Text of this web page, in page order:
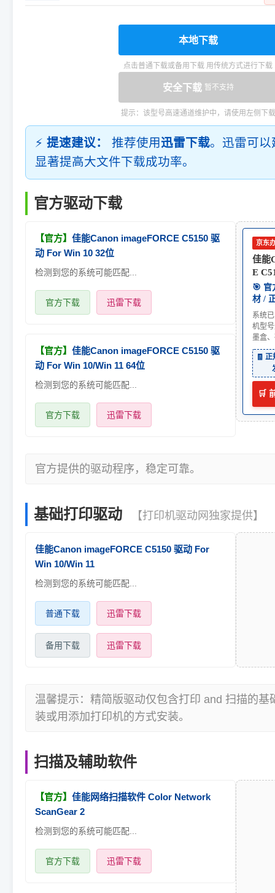
本地下载
点击普通下载或备用下载 用传统方式进行下载
安全下载 暂不支持
提示：该型号高速通道维护中，请使用左侧下载
⚡ 提速建议： 推荐使用迅雷下载。迅雷可
显著提高大文件下载成功率。
官方驱动下载
【官方】 佳能Canon imageFORCE C5150 驱
动 For Win 10 32位
检测到您的系统可能匹配...
官方下载 迅雷下载
【官方】 佳能Canon imageFORCE C5150 驱
动 For Win 10/Win 11 64位
检测到您的系统可能匹配...
官方下载 迅雷下载
京东
佳能
E
🎯 官
材 /
系统
机型
墨盒
🧾
🛒
官方提供的驱动程序，稳定可靠。
基础打印驱动 【打印机驱动网独家提供】
佳能Canon imageFORCE C5150 驱动 For
Win 10/Win 11
检测到您的系统可能匹配...
普通下载 迅雷下载
备用下载 迅雷下载
温馨提示：精简版驱动仅包含打印 and 扫描的基
装或用添加打印机的方式安装。
扫描及辅助软件
【官方】 佳能网络扫描软件 Color Network
ScanGear 2
检测到您的系统可能匹配...
官方下载 迅雷下载